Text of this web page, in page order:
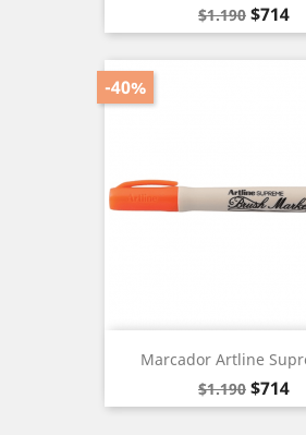
Precio
base
$1.190 Precio
$714
Marcador Artline
Precio
base
$1.190
-40%
Precio
$714